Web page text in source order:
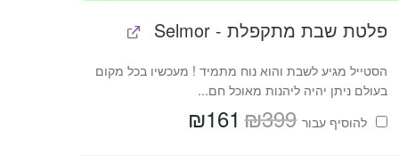
פלטת שבת מתקפלת - Selmor
הסטייל מגיע לשבת והוא נוח מתמיד ! מעכשיו בכל מקום
בעולם ניתן יהיה ליהנות מאוכל חם...
להוסיף⁦⁩ עבור
₪399 המחיר
המקורי ₪161